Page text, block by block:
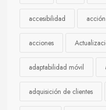
accesibilidad acción
acciones
adaptabilidad móvil
adquisición de clientes